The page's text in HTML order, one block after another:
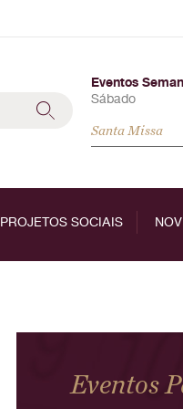
Eventos
Sábado
Santa Missa
PROJETOS SOCIAIS
Eventos